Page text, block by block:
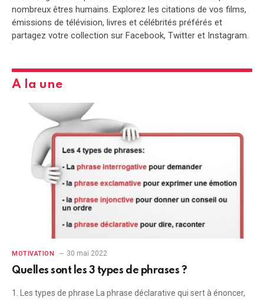
nombreux êtres humains. Explorez les citations de vos films,
émissions de télévision, livres et célébrités préférés et
partagez votre collection sur Facebook, Twitter et Instagram.
A la une
MOTIVATION 30 mai 2022
Quelles sont les 3 types de phrases ?
1. Les types de phrase La phrase déclarative qui sert à énoncer,